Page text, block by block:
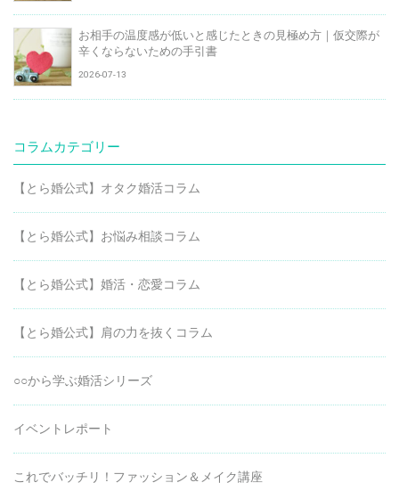
お相手の温度感が低いと感じたときの見極め方｜仮交際が
辛くならないための手引書
2026-07-13
コラムカテゴリー
【とら婚公式】オタク婚活コラム
【とら婚公式】お悩み相談コラム
【とら婚公式】婚活・恋愛コラム
【とら婚公式】肩の力を抜くコラム
○○から学ぶ婚活シリーズ
イベントレポート
これでバッチリ！ファッション＆メイク講座